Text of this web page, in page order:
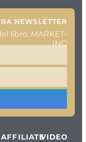
NEWSLETTER
libro: MARKET-
ING
AFFILIATEVIDEO